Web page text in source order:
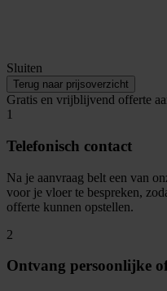
Sluiten
Terug naar prijsoverzicht
Gratis en vrijblijvend offerte
1
Telefonisch contact
Na je aanvraag belt een van
voor je vloer te bespreken,
offerte kunnen opstellen.
2
Ontvang persoonlijke